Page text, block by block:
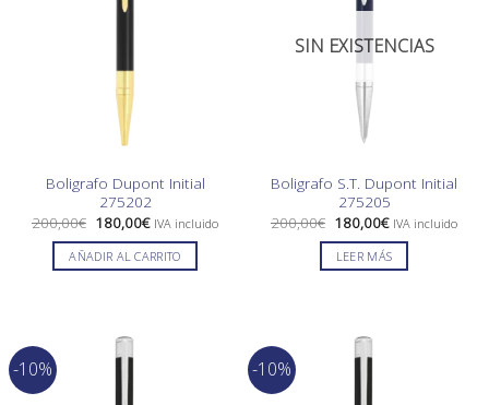
Boligrafo Dupont Initial
275202
200,00€ El
precio
original
era:
200,00€.
180,00€El
precio
actual
es:
180,00€.
IVA incluido
AÑADIR AL CARRITO
SIN EXISTENCIAS
Boligrafo S.T. Dupont Initial
275205
200,00€ El
precio
original
era:
200,00€.
180,00€El
precio
actual
es:
180,00€.
IVA incluido
LEER MÁS
-10% -10%